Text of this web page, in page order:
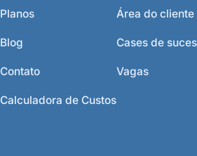
Planos
Blog
Contato
Calculadora de Custos
Área do cliente
Cases de
Vagas